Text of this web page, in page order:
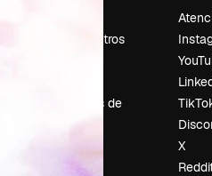
Sobre nosotros
Tendencias de
búsqueda
Eventos
X